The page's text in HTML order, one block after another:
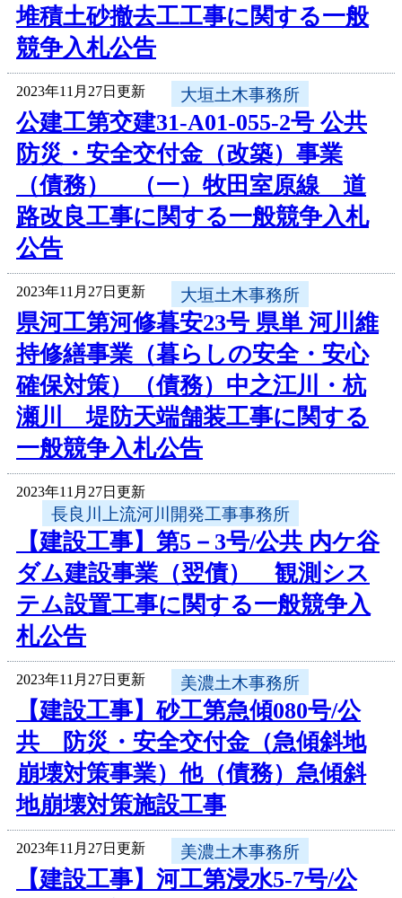
堆積土砂撤去工工事に関する一般
競争入札公告
2023年11月27日更新 大垣土木事務所
公建工第交建31-A01-055-2号 公共
防災・安全交付金（改築）事業
（債務） （一）牧田室原線 道
路改良工事に関する一般競争入札
公告
2023年11月27日更新 大垣土木事務所
県河工第河修暮安23号 県単 河川維
持修繕事業（暮らしの安全・安心
確保対策）（債務）中之江川・杭
瀬川 堤防天端舗装工事に関する
一般競争入札公告
2023年11月27日更新
長良川上流河川開発工事事務所
【建設工事】第5－3号/公共 内ケ谷
ダム建設事業（翌債） 観測シス
テム設置工事に関する一般競争入
札公告
2023年11月27日更新 美濃土木事務所
【建設工事】砂工第急傾080号/公
共 防災・安全交付金（急傾斜地
崩壊対策事業）他（債務）急傾斜
地崩壊対策施設工事
2023年11月27日更新 美濃土木事務所
【建設工事】河工第浸水5-7号/公